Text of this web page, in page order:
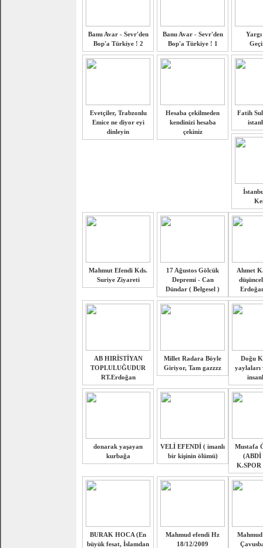
Banu Avar - Sevr'den
Bop'a Türkiye ! 2
Banu Avar - Sevr'den
Bop'a Türkiye ! 1
Yargı
Evetçiler, Trabzonlu
Emice ne diyor eyi
dinleyin
Hesaba çekilmeden
kendinizi hesaba
çekiniz
Fatih
Mahmut Efendi Kds.
Suriye Ziyareti
17 Ağustos Gölcük
Depremi - Can
Dündar ( Belgesel )
Ahmet
AB HIRİSTİYAN
TOPLULUĞUDUR
RT.Erdoğan
Millet Radara Böyle
Giriyor, Tam gazzzz
Doğu
yaylaları
donarak yaşayan
kurbağa
VELİ EFENDİ ( imanlı
bir kişinin ölümü)
Mustafa
(ABDİ
K.SPOR
BURAK HOCA (En
büyük fesat, İslamdan
Mahmud efendi Hz
18/12/2009